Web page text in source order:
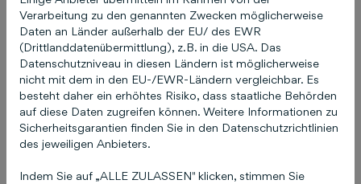
Das könnte Sie auch
interessieren
Verarbeitung zu den genannten Zwecken möglicherweise
Daten an Länder außerhalb der EU/ des EWR
(Drittlanddatenübermittlung), z.B. in die USA. Das
Datenschutzniveau in diesen Ländern ist möglicherweise
nicht mit dem in den EU-/EWR-Ländern vergleichbar. Es
besteht daher ein erhöhtes Risiko, dass staatliche Behörden
auf diese Daten zugreifen können. Weitere Informationen zu
Sicherheitsgarantien finden Sie in den Datenschutzrichtlinien
des jeweiligen Anbieters.
Indem Sie auf „ALLE ZULASSEN" klicken, stimmen Sie